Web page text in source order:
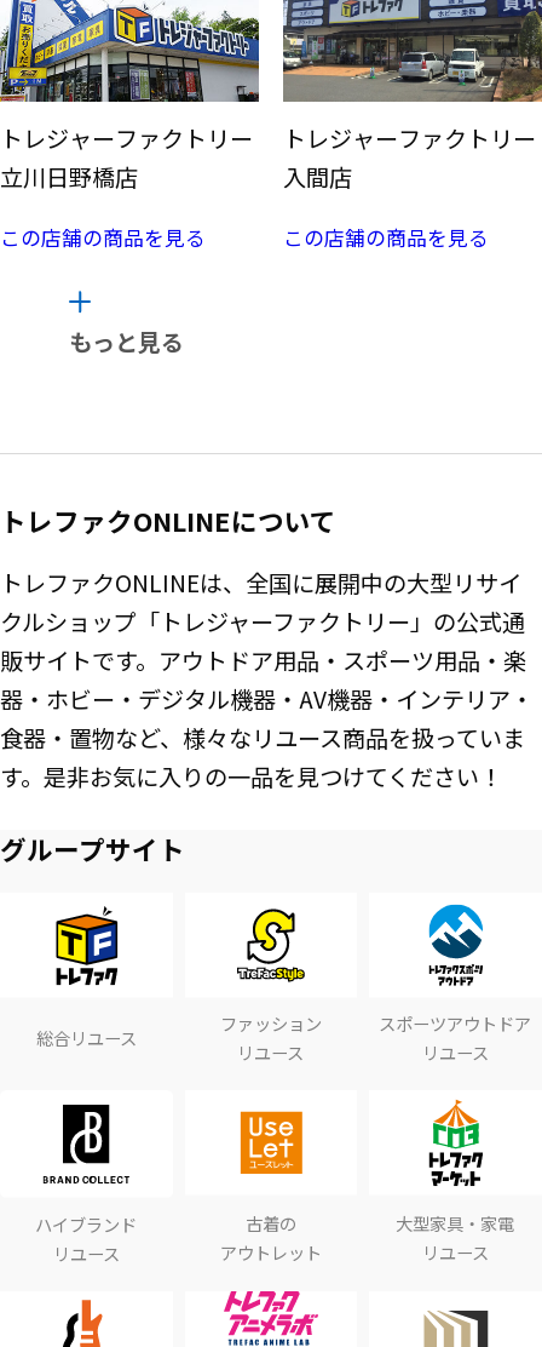
トレジャーファクトリー
立川日野橋店
この店舗の商品を見る
トレジャーファクトリー
入間店
この店舗の商品を見る
もっと見る
トレファクONLINEについて
トレファクONLINEは、全国に展開中の大型リサイ
クルショップ「トレジャーファクトリー」の公式通
販サイトです。アウトドア用品・スポーツ用品・楽
器・ホビー・デジタル機器・AV機器・インテリア・
食器・置物など、様々なリユース商品を扱っていま
す。是非お気に入りの一品を見つけてください！
グループサイト
総合リユース
ファッション
リユース
スポーツアウトドア
リユース
ハイブランド
リユース
古着の
アウトレット
大型家具・家電
リユース